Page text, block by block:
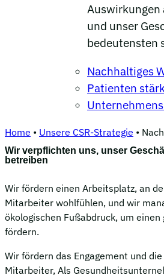
Auswirkungen
und unser
bedeutensten
Nachhaltiges
Patienten
Home • Unsere CSR-Strategie •
Wir verpflichten uns, unser
betreiben
Wir fördern einen Arbeitsplatz, an
Mitarbeiter wohlfühlen, und wir
ökologischen Fußabdruck, um einen
fördern.
Wir fördern das Engagement und
Mitarbeiter, Als